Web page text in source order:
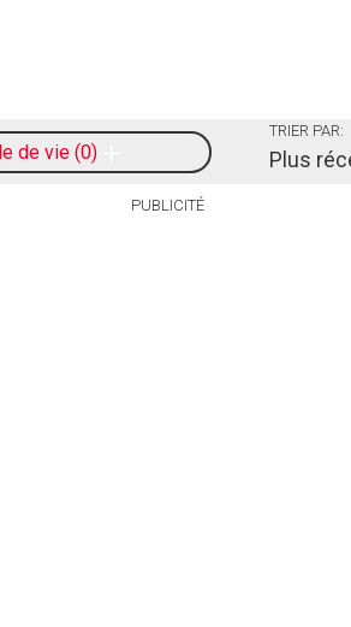
de vie 0
TRIER PAR:
Plus
PUBLICITÉ